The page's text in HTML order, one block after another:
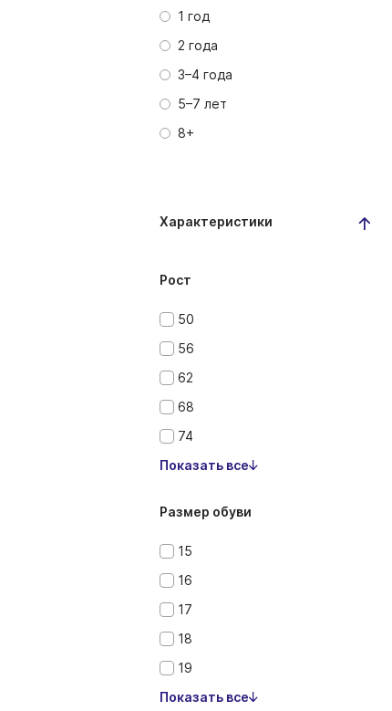
1 год
2 года
3–4 года
5–7 лет
8+
Характеристики
Рост
50
56
62
68
74
Показать все
Размер обуви
15
16
17
18
19
Показать все